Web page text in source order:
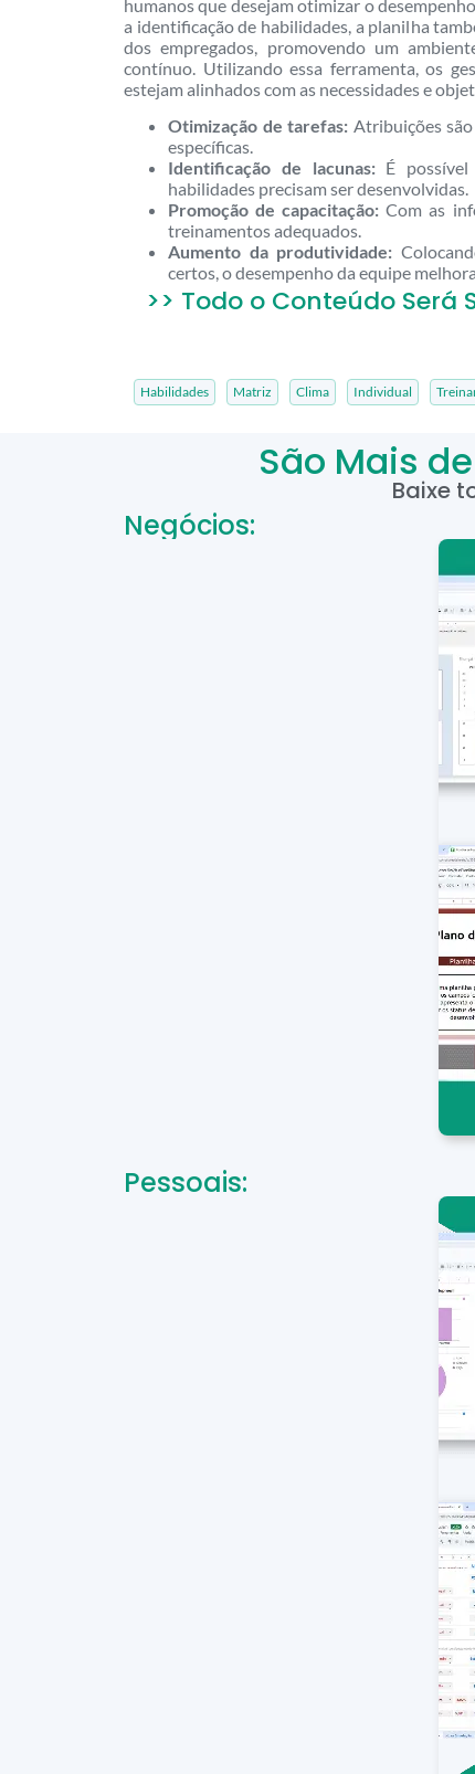
humanos que desejam otimizar o
a identificação de habilidades, a planilha
dos empregados, promovendo um
contínuo. Utilizando essa ferramenta, os
estejam alinhados com as necessidades e
Otimização de tarefas: Atribuições
específicas.
Identificação de lacunas:É possível
habilidades precisam ser desenvolvidas.
Promoção de capacitação: Com as
treinamentos adequados.
Aumento da produtividade:
certos, o desempenho da equipe
>> Todo o Conteúdo Será
Habilidades Matriz Clima Individual
São Mais
Baixe
Negócios:
Pessoais: